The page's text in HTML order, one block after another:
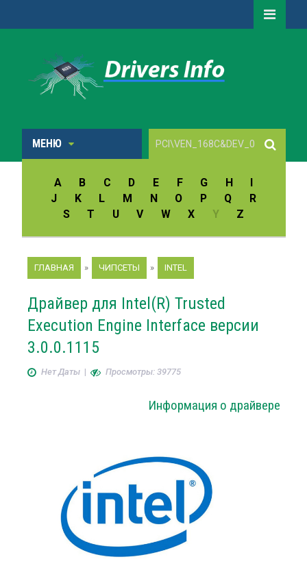
МЕНЮ
A B C D E F G H
I
J
K L M N O P Q
R
S
T U V W X Y Z
ГЛАВНАЯ » ЧИПСЕТЫ » INTEL
Драйвер для Intel(R) Trusted
Execution Engine Interface версии
3.0.0.1115
Нет Даты| Просмотры: 39775
Информация о драйвере